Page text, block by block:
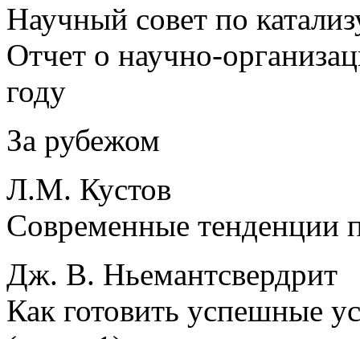
Научный совет по
Отчет о научно-
году
За рубежом
Л.М. Кустов
Современные тенденции
Дж. В. Ньемантсвердрит
Как готовить успешные